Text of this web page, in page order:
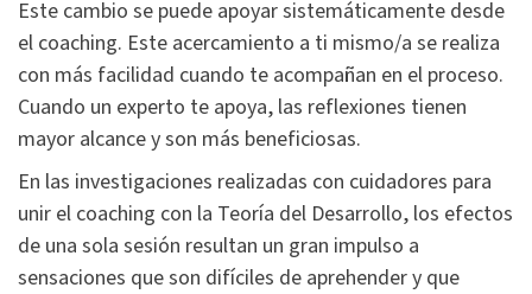
Este cambio se puede apoyar sistemáticamente desde
el coaching. Este acercamiento a ti mismo/a se realiza
con más facilidad cuando te acompañan en el proceso.
Cuando un experto te apoya, las reflexiones tienen
mayor alcance y son más beneficiosas.
En las investigaciones realizadas con cuidadores para
unir el coaching con la Teoría del Desarrollo, los efectos
de una sola sesión resultan un gran impulso a
sensaciones que son difíciles de aprehender y que